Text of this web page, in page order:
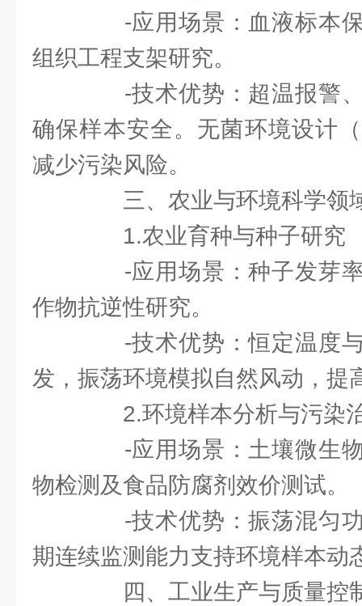
-应用场景：血液标本保
组织工程支架研究。
-技术优势：超温报警、
确保样本安全。无菌环境设计
减少污染风险。
三、农业与环境科学领
1.农业育种与种子研究
-应用场景：种子发芽率
作物抗逆性研究。
-技术优势：恒定温度与
发，振荡环境模拟自然风动，提
2.环境样本分析与污染
-应用场景：土壤微生物
物检测及食品防腐剂效价测试。
-技术优势：振荡混匀功
期连续监测能力支持环境样本动
四、工业生产与质量控